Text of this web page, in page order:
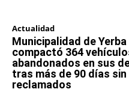
Actualidad
Municipalidad de Yerba
compactó 364
abandonados en sus
tras más de 90 días
reclamados